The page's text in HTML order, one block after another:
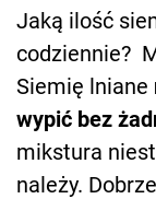
Jaką ilość
codziennie?
Siemię lniane
wypić bez
mikstura
należy.